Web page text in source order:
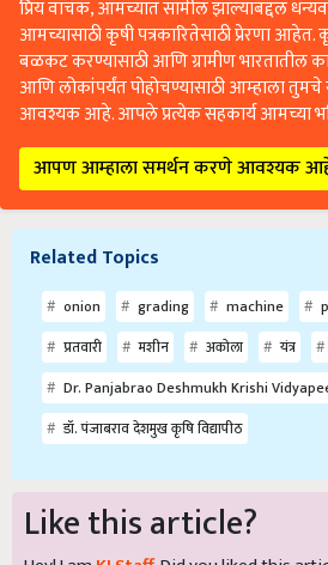
प्रिय वाचक, आमच्यात सामील झाल्याबद्दल
आमच्यासाठी कृषी पत्रकारितेसाठी प्रेरणा आहेत.
बळकट करण्यासाठी आणि ग्रामीण भारतातील
आणि लोकांपर्यंत पोहोचण्यासाठी आम्हाला तुमचे
आवश्यक आहे. आपले प्रत्येक सहकार्य आमच्या
आपण आम्हाला समर्थन करणे आवश्यक
Related Topics
onion grading machine
प्रतवारी
मशीन अकोला यंत्र
Dr. Panjabrao Deshmukh Krishi
डॉ. पंजाबराव देशमुख कृषि विद्यापीठ
Like this article?